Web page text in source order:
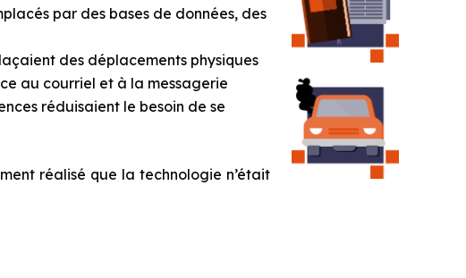
par des bases de données, des
des déplacements physiques
au courriel et à la messagerie
réduisaient le besoin de se
réalisé que la technologie n’était